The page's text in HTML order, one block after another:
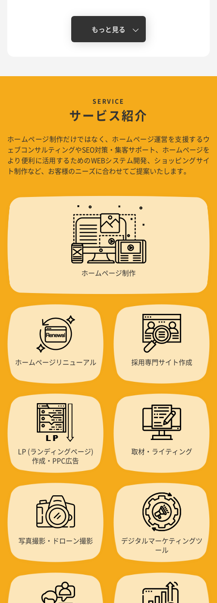
サービス紹介
ホームページ制作だけではなく、ホームページ運営を支援するウ
ェブコンサルティングやSEO対策・集客サポート、ホームページを
より便利に活用するためのWEBシステム開発、ショッピングサイ
ト制作など、お客様のニーズに合わせてご提案いたします。
ホームページ制作
ホームページリニューアル 採用専門サイト作成
LP (ランディングページ)
作成・PPC広告
取材・ライティング
写真撮影・ドローン撮影
デジタルマーケティングツ
ール